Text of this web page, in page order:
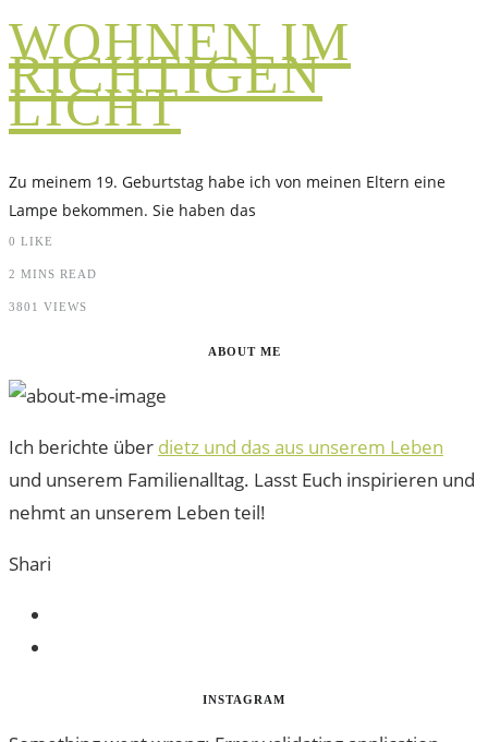
WOHNEN IM
RICHTIGEN
LICHT
Zu meinem 19. Geburtstag habe ich von meinen Eltern eine
Lampe bekommen. Sie haben das
0 LIKE
2 MINS READ
3801 VIEWS
ABOUT ME
Ich berichte über dietz und das aus unserem Leben
und unserem Familienalltag. Lasst Euch inspirieren und
nehmt an unserem Leben teil!
Shari
INSTAGRAM